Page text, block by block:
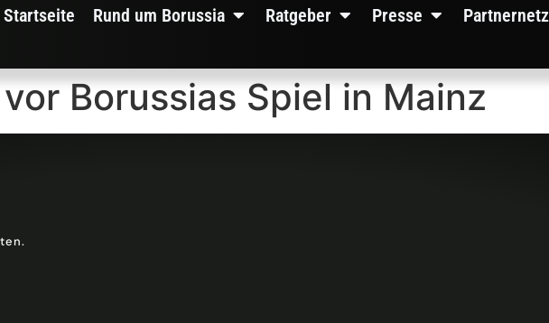
Startseite Rund um Borussia Ratgeber Presse
Borussias Spiel in Mainz